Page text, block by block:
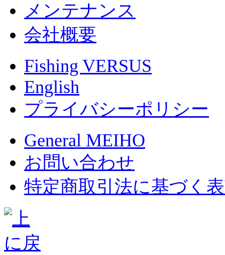
メンテナンス
会社概要
Fishing VERSUS
English
プライバシーポリシー
General MEIHO
お問い合わせ
特定商取引法に基づく